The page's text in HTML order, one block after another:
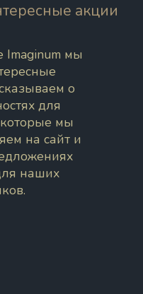
акции
Imaginum мы
о
для
мы
на сайт и
наших